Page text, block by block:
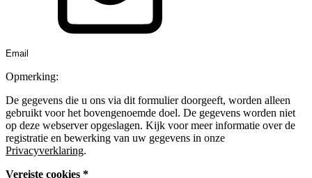
Opmerking:
De gegevens die u ons via dit formulier doorgeeft, worden alleen
gebruikt voor het bovengenoemde doel. De gegevens worden niet
op deze webserver opgeslagen. Kijk voor meer informatie over de
registratie en bewerking van uw gegevens in onze
Privacyverklaring.
Vereiste cookies *